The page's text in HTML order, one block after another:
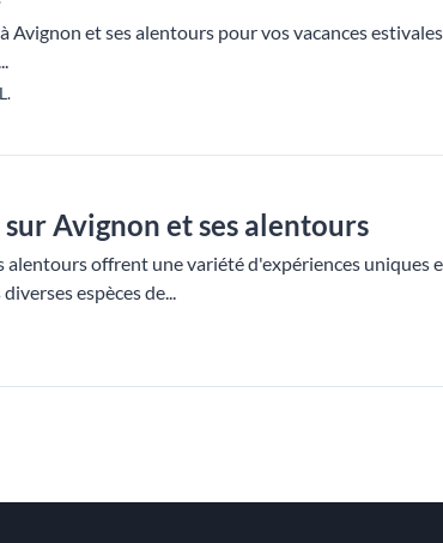
Avignon et ses alentours pour vos vacances
Avignon et ses alentours
alentours offrent une variété d'expériences uniques
espèces de...